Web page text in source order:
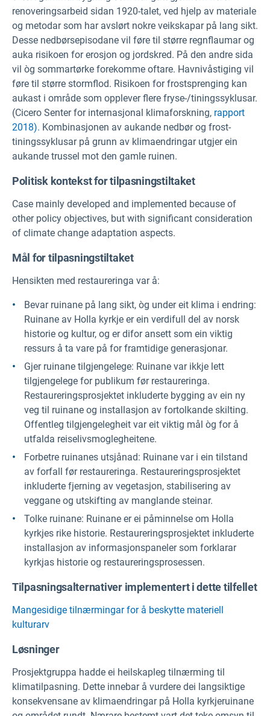
renoveringsarbeid sidan 1920-talet, ved hjelp av materiale
og metodar som har avslørt nokre veikskapar på lang sikt.
Desse nedbørsepisodane vil føre til større regnflaumar og
auka risikoen for erosjon og jordskred. På den andre sida
vil òg sommartørke forekomme oftare. Havnivåstiging vil
føre til større stormflod. Risikoen for frostsprenging kan
aukast i område som opplever flere fryse-/tiningssyklusar.
(Cicero Senter for internasjonal klimaforskning, rapport
2018). Kombinasjonen av aukande nedbør og frost-
tiningssyklusar på grunn av klimaendringar utgjer ein
aukande trussel mot den gamle ruinen.
Politisk kontekst for tilpasningstiltaket
Case mainly developed and implemented because of
other policy objectives, but with significant consideration
of climate change adaptation aspects.
Mål for tilpasningstiltaket
Hensikten med restaureringa var å:
Bevar ruinane på lang sikt, òg under eit klima i endring:
Ruinane av Holla kyrkje er ein verdifull del av norsk
historie og kultur, og er difor ansett som ein viktig
ressurs å ta vare på for framtidige generasjonar.
Gjer ruinane tilgjengelege: Ruinane var ikkje lett
tilgjengelege for publikum før restaureringa.
Restaureringsprosjektet inkluderte bygging av ein ny
veg til ruinane og installasjon av fortolkande skilting.
Offentleg tilgjengelegheit var eit viktig mål òg for å
utfalda reiselivsmoglegheitene.
Forbetre ruinanes utsjånad: Ruinane var i ein tilstand
av forfall før restaureringa. Restaureringsprosjektet
inkluderte fjerning av vegetasjon, stabilisering av
veggane og utskifting av manglande steinar.
Tolke ruinane: Ruinane er ei påminnelse om Holla
kyrkjes rike historie. Restaureringsprosjektet inkluderte
installasjon av informasjonspaneler som forklarar
kyrkjas historie og restaureringsprosessen.
Tilpasningsalternativer implementert i dette tilfellet
Mangesidige tilnærmingar for å beskytte materiell
kulturarv
Løsninger
Prosjektgruppa hadde ei heilskapleg tilnærming til
klimatilpasning. Dette innebar å vurdere dei langsiktige
konsekvensane av klimaendringar på Holla kyrkjeruinane